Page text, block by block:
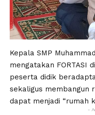
Kepala SMP
mengatakan FORTASI
peserta didik
sekaligus membangun
dapat menjadi “rumah
-